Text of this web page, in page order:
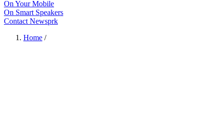
On Your Mobile
On Smart Speakers
Contact Newsprk
Home /